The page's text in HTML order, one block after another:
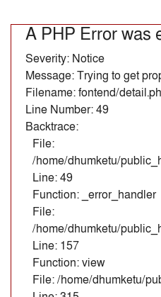
A PHP Error was
Severity: Notice
Message: Trying to get
Filename: fontend/
Line Number: 49
Backtrace:
File:
/home/dhumketu/
Line: 49
Function: _error_handler
File:
/home/dhumketu/
Line: 157
Function: view
File: /home/dhumketu/